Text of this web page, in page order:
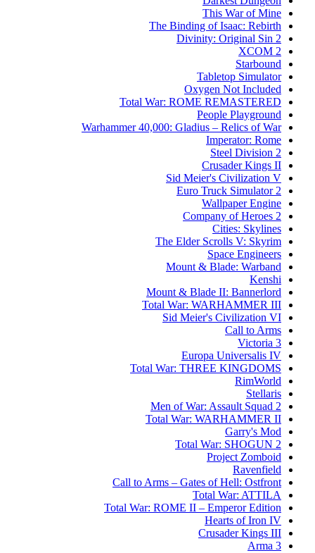
This War of Mine
The Binding of Isaac: Rebirth
Divinity: Original Sin 2
XCOM 2
Starbound
Tabletop Simulator
Oxygen Not Included
Total War: ROME REMASTERED
People Playground
Warhammer 40,000: Gladius – Relics of War
Imperator: Rome
Steel Division 2
Crusader Kings II
Sid Meier's Civilization V
Euro Truck Simulator 2
Wallpaper Engine
Company of Heroes 2
Cities: Skylines
The Elder Scrolls V: Skyrim
Space Engineers
Mount & Blade: Warband
Kenshi
Mount & Blade II: Bannerlord
Total War: WARHAMMER III
Sid Meier's Civilization VI
Call to Arms
Victoria 3
Europa Universalis IV
Total War: THREE KINGDOMS
RimWorld
Stellaris
Men of War: Assault Squad 2
Total War: WARHAMMER II
Garry's Mod
Total War: SHOGUN 2
Project Zomboid
Ravenfield
Call to Arms – Gates of Hell: Ostfront
Total War: ATTILA
Total War: ROME II – Emperor Edition
Hearts of Iron IV
Crusader Kings III
Arma 3